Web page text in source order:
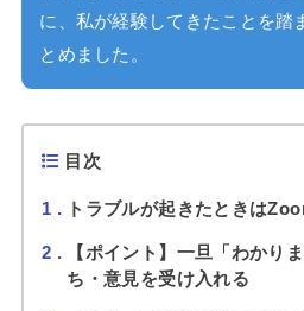
に、私が経験してきたことを踏
とめました。
目次
1 トラブルが起きたときは
2
【ポイント】一旦「わかり
ち・意見を受け入れる